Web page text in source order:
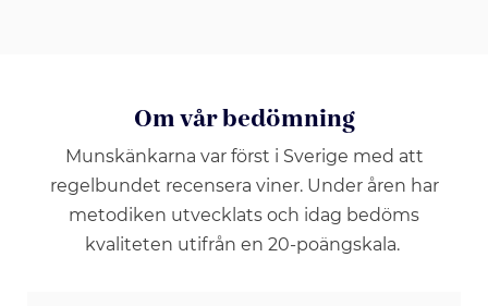
Om vår bedömning
Munskänkarna var först i Sverige med att
regelbundet recensera viner. Under åren har
metodiken utvecklats och idag bedöms
kvaliteten utifrån en 20-poängskala.